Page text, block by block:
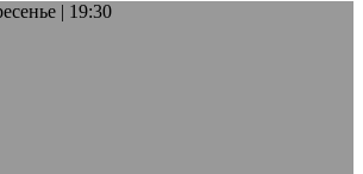
| 19:30